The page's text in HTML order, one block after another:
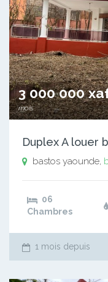
3 000 000
mois
Duplex A louer
bastos yaounde,
06
Chambres
1 mois depuis